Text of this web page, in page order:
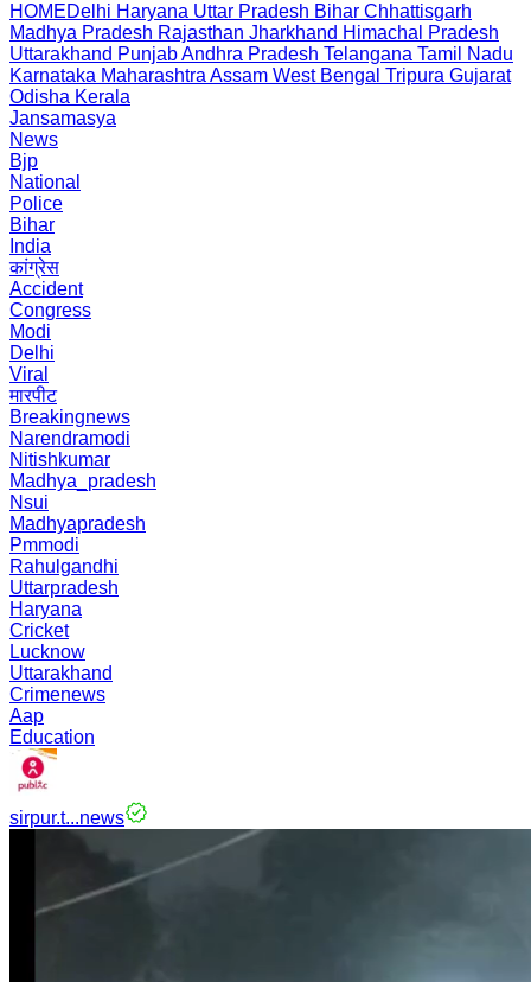
HOMEDelhi Haryana Uttar Pradesh Bihar Chhattisgarh
Madhya Pradesh Rajasthan Jharkhand Himachal Pradesh
Uttarakhand PunjabAndhra Pradesh Telangana Tamil Nadu
Karnataka Maharashtra Assam West Bengal Tripura Gujarat
Odisha Kerala
Jansamasya
News
Bjp
National
Police
Bihar
India
कांग्रेस
Accident
Congress
Modi
Delhi
Viral
मारपीट
Breakingnews
Narendramodi
Nitishkumar
Madhya_pradesh
Nsui
Madhyapradesh
Pmmodi
Rahulgandhi
Uttarpradesh
Haryana
Cricket
Lucknow
Uttarakhand
Crimenews
Aap
Education
sirpur.t...news